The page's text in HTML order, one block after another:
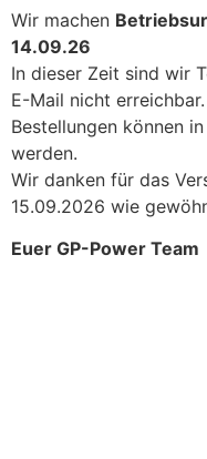
Wir machen
14.09.26
In dieser Zeit sind wir
E-Mail nicht erreichbar.
Bestellungen können
werden.
Wir danken für das
15.09.2026 wie
Euer GP-Power Team